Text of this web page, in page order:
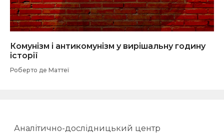
Комунізм і антикомунізм у вирішальну годину
історії
Роберто де Маттеї
Аналітично-дослідницький центр